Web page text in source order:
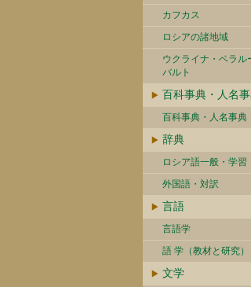
カフカス
ロシアの諸地域
ウクライナ・ベラル
バルト
百科事典・人名
百科事典・人名事典
辞典
ロシア語一般・学習
外国語・対訳
言語
言語学
語 学（教材と研究）
文学